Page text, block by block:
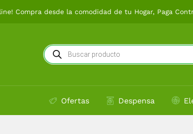
Compra desde la comodidad de tu Hogar, Paga
Búsqueda
de
productos
Ofertas Despensa